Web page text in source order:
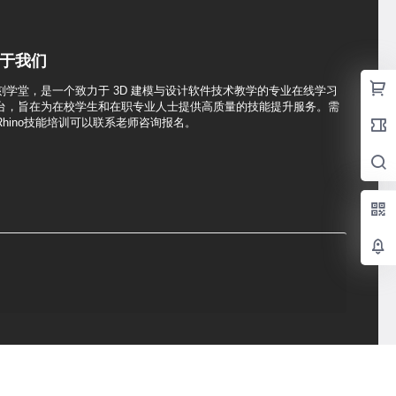
我们
学堂，是一个致力于 3D 建模与设计软件技术教学的专业在线学习
，旨在为在校学生和在职专业人士提供高质量的技能提升服务。需
技能培训可以联系老师咨询报名。